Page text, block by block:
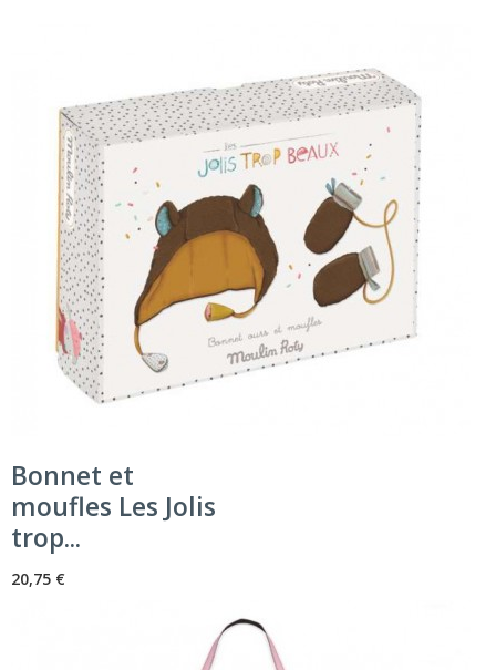
Bonnet et
moufles Les Jolis
trop...
20,75 €